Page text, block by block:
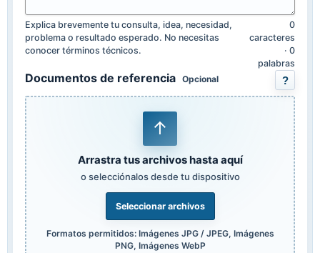
Explica brevemente tu consulta, idea, necesidad,
problema o resultado esperado. No necesitas
conocer términos técnicos.
0
caracteres
· 0
palabras
Documentos de referencia Opcional ?
↑
Arrastra tus archivos hasta aquí
o selecciónalos desde tu dispositivo
Seleccionar archivos
Formatos permitidos: Imágenes JPG / JPEG, Imágenes
PNG, Imágenes WebP